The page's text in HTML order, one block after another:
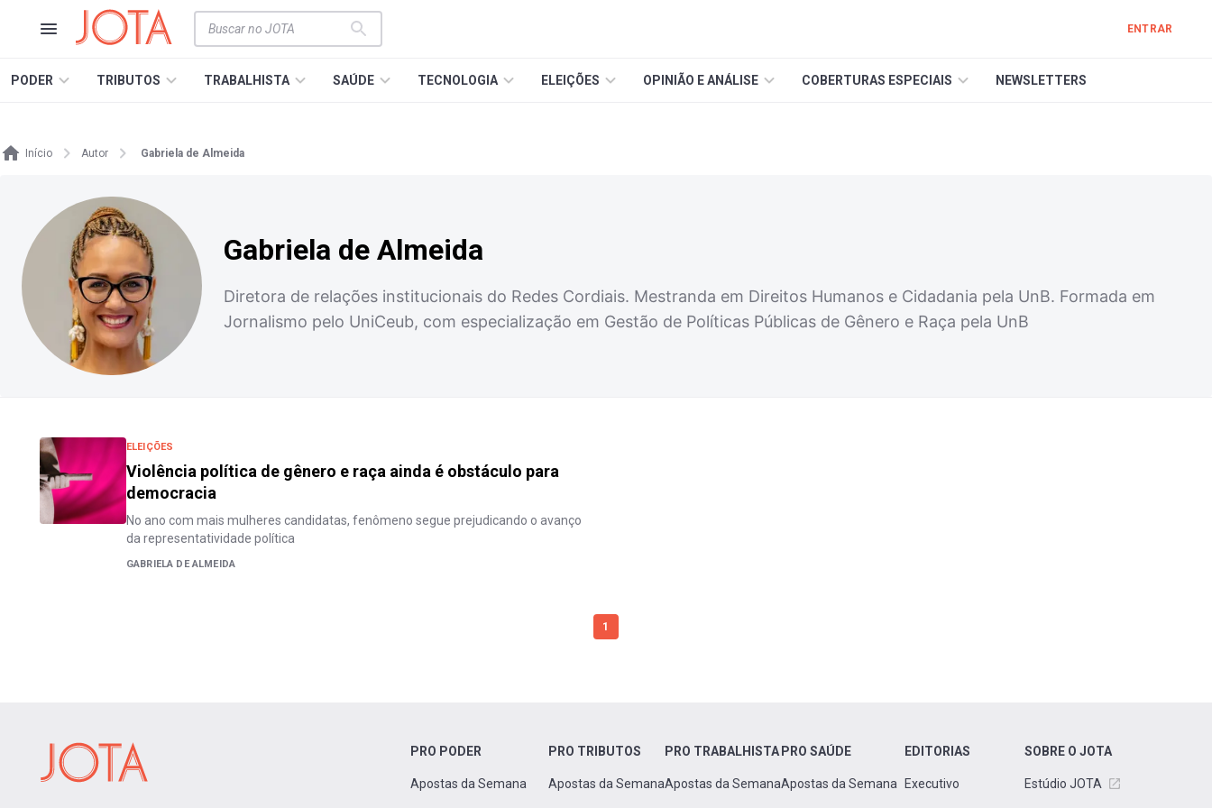
ENTRAR
PODER TRIBUTOS TRABALHISTA SAÚDE TECNOLOGIA ELEIÇÕES OPINIÃO E ANÁLISE COBERTURAS ESPECIAIS NEWSLETTERS
Início Autor Gabriela de Almeida
Gabriela de Almeida
Diretora de relações institucionais do Redes Cordiais. Mestranda em Direitos Humanos e Cidadania pela UnB. Formada em
Jornalismo pelo UniCeub, com especialização em Gestão de Políticas Públicas de Gênero e Raça pela UnB
ELEIÇÕES
Violência política de gênero e raça ainda é obstáculo para
democracia
No ano com mais mulheres candidatas, fenômeno segue prejudicando o avanço
da representatividade política
GABRIELA DE ALMEIDA
1
PRO PODER
Apostas da Semana
PRO TRIBUTOS
Apostas da Semana
PRO TRABALHISTA
Apostas da Semana
PRO SAÚDE
Apostas da Semana
EDITORIAS
Executivo
SOBRE O JOTA
Estúdio JOTA